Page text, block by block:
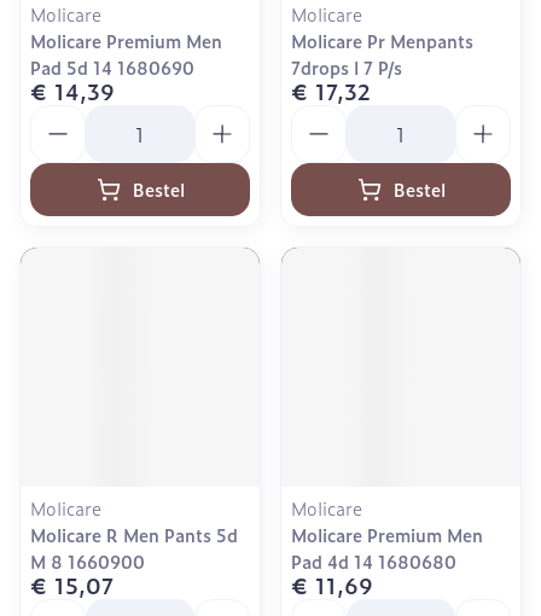
Molicare
Molicare Premium Men
Pad 5d 14 1680690
€ 14,39
Bestel
Molicare
Molicare Pr Menpants
7drops l 7 P/s
€ 17,32
Bestel
Molicare
Molicare R Men Pants 5d
M 8 1660900
€ 15,07
Molicare
Molicare Premium Men
Pad 4d 14 1680680
€ 11,69